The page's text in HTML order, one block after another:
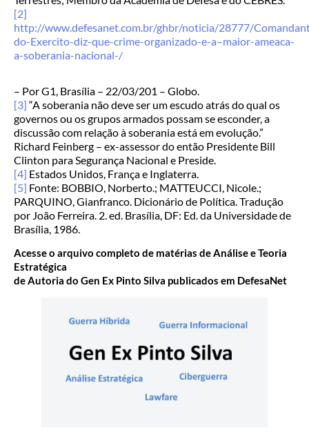
[2]
http://www.defesanet.com.br/ghbr/noticia/28777/
do-Exercito-diz-que-crime-organizado-e-a–maior-ameaca-
a-soberania-nacional-/
– Por G1, Brasília – 22/03/201 – Globo.
[3] “A soberania não deve ser um escudo atrás do qual os
governos ou os grupos armados possam se esconder, a
discussão com relação à soberania está em evolução.”
Richard Feinberg – ex-assessor do então Presidente Bill
Clinton para Segurança Nacional e Preside.
[4] Estados Unidos, França e Inglaterra.
[5] Fonte: BOBBIO, Norberto.; MATTEUCCI, Nicole.;
PARQUINO, Gianfranco. Dicionário de Política. Tradução
por João Ferreira. 2. ed. Brasília, DF: Ed. da Universidade de
Brasília, 1986.
Acesse o arquivo completo de matérias de Análise e Teoria
Estratégica
de Autoria do Gen Ex Pinto Silva publicados em DefesaNet